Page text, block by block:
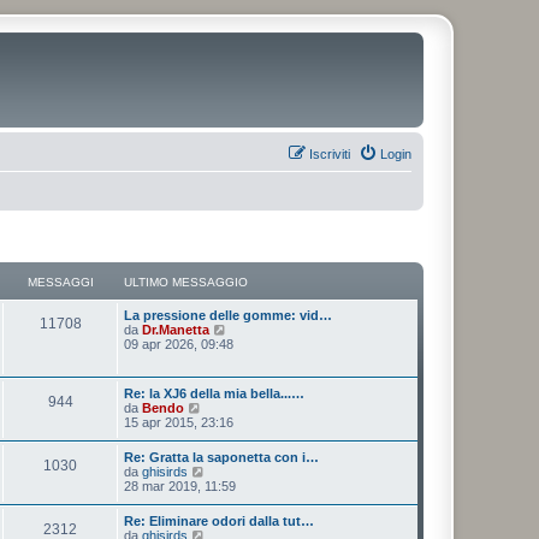
Login
Iscriviti
MESSAGGI ULTIMO MESSAGGIO
11708
La pressione delle gomme: vid…
da Dr.Manetta
e
l
t
i
m
o
e
s
s
a
09 apr 2026, 09:48
944
Re: la XJ6 della mia bella...…
da Bendo
e
u
l
i
m
o
15 apr 2015, 23:16
1030
Re: Gratta la saponetta con i…
da ghisirds
e
u
28 mar 2019, 11:59
2312
Re: Eliminare odori dalla tut…
da ghisirds